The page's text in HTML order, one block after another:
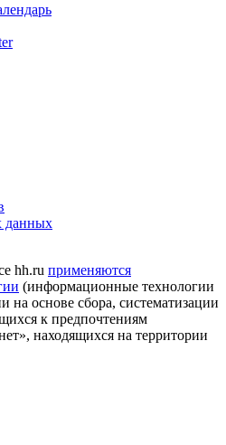
данных
hh.ru применяются
(информационные технологии
на основе сбора, систематизации
к предпочтениям
находящихся на территории